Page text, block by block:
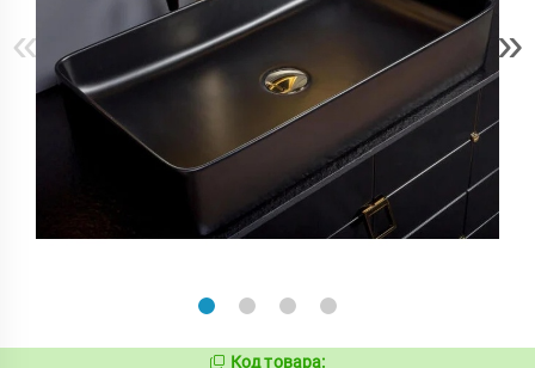
« »
Код товара: